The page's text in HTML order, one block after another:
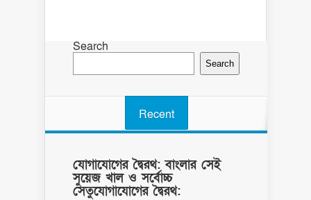
Search
Search
Recent
যোগাযোগের দ্বৈরথ: বাংলার সেই
সুয়েজ খাল ও সর্বোচ্চ
সেতুযোগাযোগের দ্বৈরথ: